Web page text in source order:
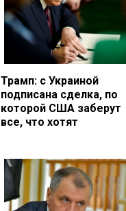
Трамп: с Украиной
подписана сделка, по
которой США заберут
все, что хотят